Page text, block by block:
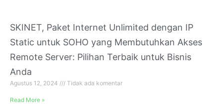
SKINET, Paket Internet Unlimited dengan IP
Static untuk SOHO yang Membutuhkan Akses
Remote Server: Pilihan Terbaik untuk Bisnis
Anda
Agustus 12, 2024 Tidak ada komentar
Read More »